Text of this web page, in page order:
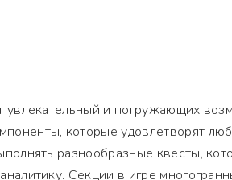
увлекательный и погружающих
которые удовлетворят
разнообразные квесты,
Секции в игре